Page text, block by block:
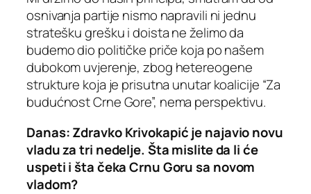
osnivanja partije nismo napravili ni jednu
stratešku grešku i doista ne želimo da
budemo dio političke priče koja po našem
dubokom uvjerenje, zbog hetereogene
strukture koja je prisutna unutar koalicije “Za
budućnost Crne Gore”, nema perspektivu.
Danas: Zdravko Krivokapić je najavio novu
vladu za tri nedelje. Šta mislite da li će
uspeti i šta čeka Crnu Goru sa novom
vladom?